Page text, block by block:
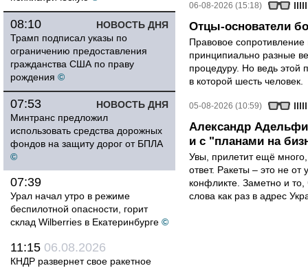
НОВОСТЬ ДНЯ
08:10
Трамп подписал указы по
ограничению предоставления
гражданства США по праву
рождения ©
НОВОСТЬ ДНЯ
07:53
Минтранс предложил
использовать средства дорожных
фондов на защиту дорог от БПЛА
©
07:39
Урал начал утро в режиме
беспилотной опасности, горит
склад Wilberries в Екатеринбурге ©
11:15 06.08.2026
КНДР развернет свое ракетное
06-08-2026 (15:18)
Отцы-основатели
Правовое
принципиально разные
процедуру. Но ведь этой
в которой шесть человек.
05-08-2026 (10:59)
Александр
и с "планами на
Увы, прилетит ещё
ответ. Ракеты – это не от
конфликте. Заметно и
слова как раз в адрес